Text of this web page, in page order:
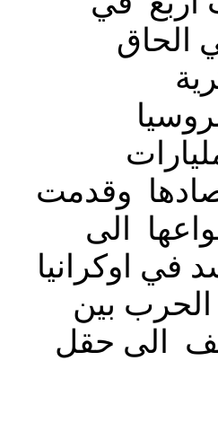
الحاق
وقدمت
الى
في اوكرانيا
بين
الى حقل